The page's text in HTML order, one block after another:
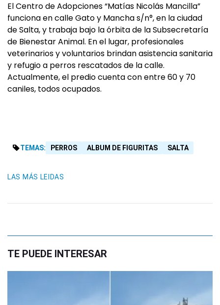
El Centro de Adopciones “Matías Nicolás Mancilla”
funciona en calle Gato y Mancha s/n°, en la ciudad
de Salta, y trabaja bajo la órbita de la Subsecretaría
de Bienestar Animal. En el lugar, profesionales
veterinarios y voluntarios brindan asistencia sanitaria
y refugio a perros rescatados de la calle.
Actualmente, el predio cuenta con entre 60 y 70
caniles, todos ocupados.
TEMAS: PERROS ALBUM DE FIGURITAS SALTA
LAS MÁS LEIDAS
TE PUEDE INTERESAR